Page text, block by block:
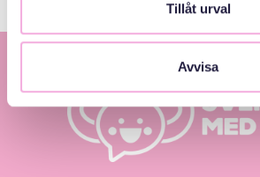
Tillåt urval
Avvisa